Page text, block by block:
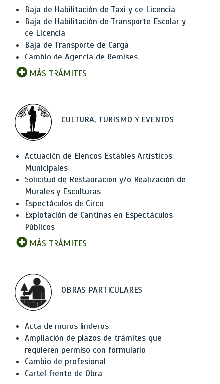
Baja de Habilitación de Taxi y de Licencia
Baja de Habilitación de Transporte Escolar y
de Licencia
Baja de Transporte de Carga
Cambio de Agencia de Remises
MÁS TRÁMITES
CULTURA, TURISMO Y EVENTOS
Actuación de Elencos Estables Artísticos
Municipales
Solicitud de Restauración y/o Realización de
Murales y Esculturas
Espectáculos de Circo
Explotación de Cantinas en Espectáculos
Públicos
MÁS TRÁMITES
OBRAS PARTICULARES
Acta de muros linderos
Ampliación de plazos de trámites que
requieren permiso con formulario
Cambio de profesional
Cartel frente de Obra